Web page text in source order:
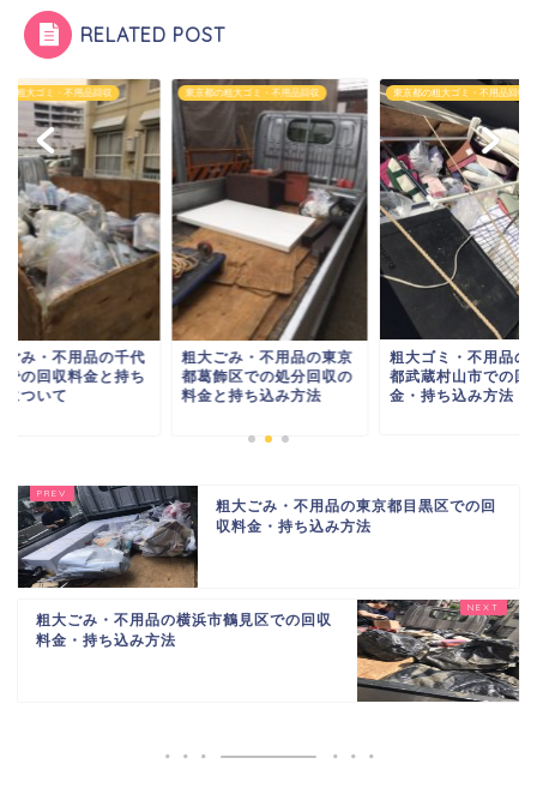
RELATED POST
の粗大ゴミ・不用品回収
ごみ・不用品の千代
での回収料金と持ち
について
東京都の粗大ゴミ・不用品回収
粗大ごみ・不用品の東京
都葛飾区での処分回収の
料金と持ち込み方法
東京都の粗大ゴミ・不用品回収
粗大ゴミ・不用品の
都武蔵村山市での回
金・持ち込み方法
粗大ごみ・不用品の東京都目黒区での回
収料金・持ち込み方法
粗大ごみ・不用品の横浜市鶴見区での回収
料金・持ち込み方法